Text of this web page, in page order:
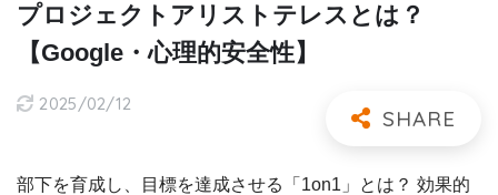
プロジェクトアリストテレスとは？
【Google・心理的安全性】
2025/02/12
部下を育成し、目標を達成させる「1on1」とは？ 効果的